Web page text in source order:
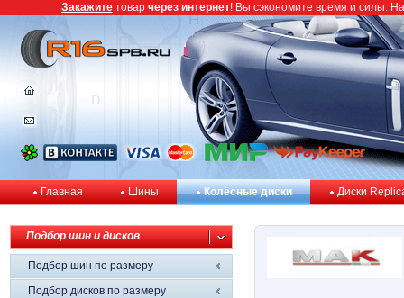
Главная Шины Колёсные диски Диски
Подбор шин и дисков
Подбор шин по размеру
Подбор дисков по размеру
Закажите товар через интернет! Вы сэкономите время и силы.